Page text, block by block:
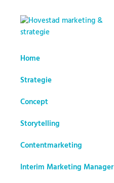
Home
Strategie
Concept
Storytelling
Contentmarketing
Interim Marketing Manager